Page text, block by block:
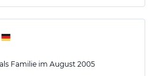
Familie im August 2005